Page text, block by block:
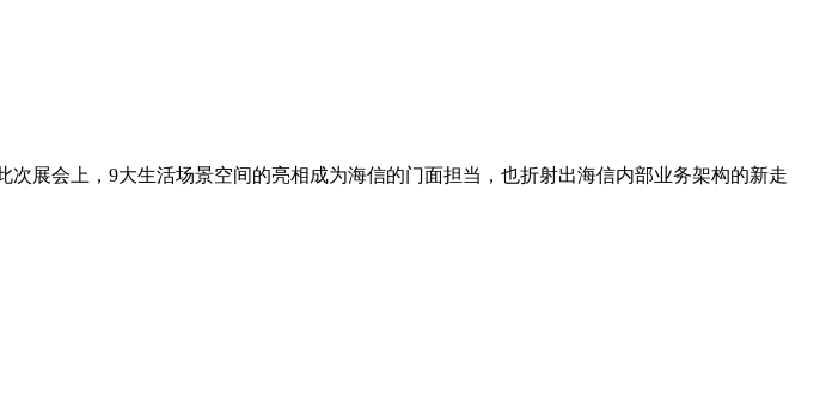
展会上，9大生活场景空间的亮相成为海信的门面担当，也折射出海信内部业务架构的新走